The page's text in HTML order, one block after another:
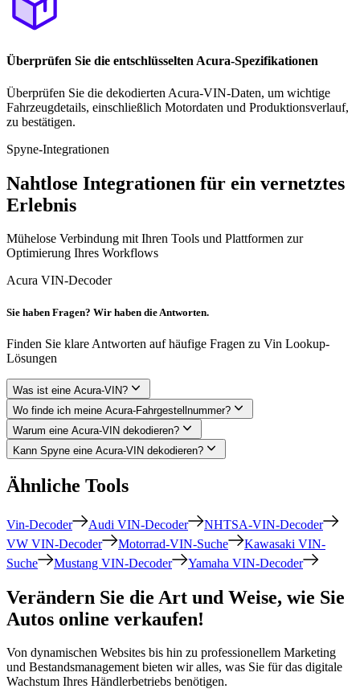
Überprüfen Sie die entschlüsselten Acura-Spezifikationen
Überprüfen Sie die dekodierten Acura-VIN-Daten, um wichtige
Fahrzeugdetails, einschließlich Motordaten und Produktionsverlauf,
zu bestätigen.
Spyne-Integrationen
Nahtlose Integrationen für ein vernetztes
Erlebnis
Mühelose Verbindung mit Ihren Tools und Plattformen zur
Optimierung Ihres Workflows
Acura VIN-Decoder
Sie haben Fragen? Wir haben die Antworten.
Finden Sie klare Antworten auf häufige Fragen zu Vin Lookup-
Lösungen
Was ist eine Acura-VIN?
Wo finde ich meine Acura-Fahrgestellnummer?
Warum eine Acura-VIN dekodieren?
Kann Spyne eine Acura-VIN dekodieren?
Ähnliche Tools
Vin-Decoder Audi VIN-Decoder
NHTSA-VIN-Decoder
VW VIN-Decoder
Motorrad-VIN-Suche
Kawasaki VIN-
Suche
Mustang VIN-Decoder Yamaha VIN-Decoder
Verändern Sie die Art und Weise, wie Sie
Autos online verkaufen!
Von dynamischen Websites bis hin zu professionellem Marketing
und Bestandsmanagement bieten wir alles, was Sie für das digitale
Wachstum Ihres Händlerbetriebs benötigen.